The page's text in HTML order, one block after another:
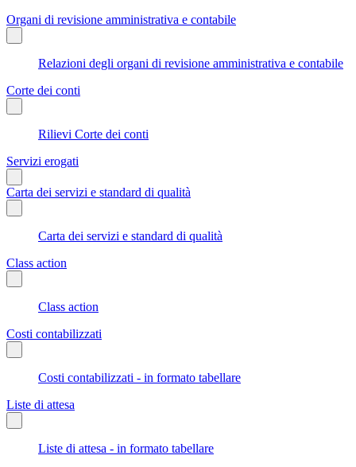
Organi di revisione amministrativa e contabile
Relazioni degli organi di revisione amministrativa e contabile
Corte dei conti
Rilievi Corte dei conti
Servizi erogati
Carta dei servizi e standard di qualità
Carta dei servizi e standard di qualità
Class action
Class action
Costi contabilizzati
Costi contabilizzati - in formato tabellare
Liste di attesa
Liste di attesa - in formato tabellare